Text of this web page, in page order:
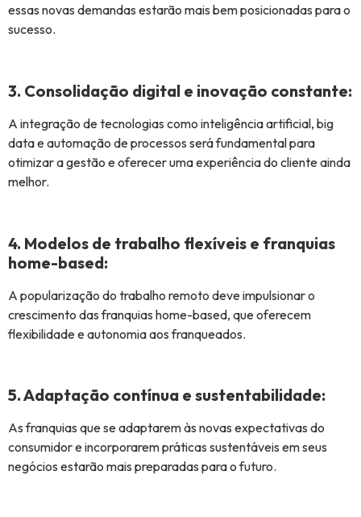
essas novas demandas estarão mais bem posicionadas para o
sucesso.
3. Consolidação digital e inovação constante:
A integração de tecnologias como inteligência artificial, big
data e automação de processos será fundamental para
otimizar a gestão e oferecer uma experiência do cliente ainda
melhor.
4. Modelos de trabalho flexíveis e franquias
home-based:
A popularização do trabalho remoto deve impulsionar o
crescimento das franquias home-based, que oferecem
flexibilidade e autonomia aos franqueados.
5. Adaptação contínua e sustentabilidade:
As franquias que se adaptarem às novas expectativas do
consumidor e incorporarem práticas sustentáveis em seus
negócios estarão mais preparadas para o futuro.